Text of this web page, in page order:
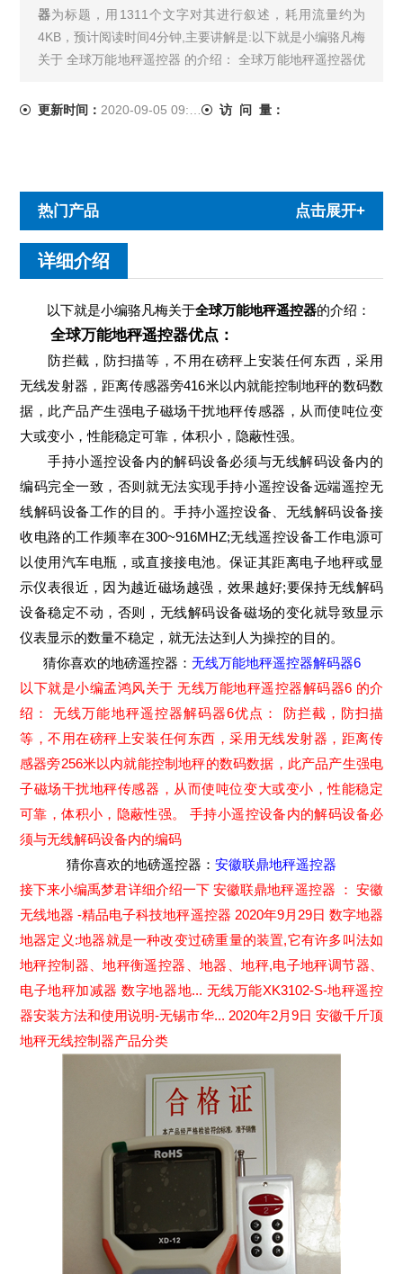
器为标题，用1311个文字对其进行叙述，耗用流量约为
4KB，预计阅读时间4分钟,主要讲解是:以下就是小编骆凡梅
关于 全球万能地秤遥控器 的介绍： 全球万能地秤遥控器优
用无线发射器，距离传感器旁416米以内就能控制......
更新时间： 2020-09-05 09:13:25 访 问 量：
热门产品 点击展开+
详细介绍
以下就是小编骆凡梅关于全球万能地秤遥控器的介绍：
全球万能地秤遥控器优点：
防拦截，防扫描等，不用在磅秤上安装任何东西，采用
无线发射器，距离传感器旁416米以内就能控制地秤的数码数
据，此产品产生强电子磁场干扰地秤传感器，从而使吨位变
大或变小，性能稳定可靠，体积小，隐蔽性强。
手持小遥控设备内的解码设备必须与无线解码设备内的
编码完全一致，否则就无法实现手持小遥控设备远端遥控无
线解码设备工作的目的。手持小遥控设备、无线解码设备接
收电路的工作频率在300~916MHZ;无线遥控设备工作电源可
以使用汽车电瓶，或直接接电池。保证其距离电子地秤或显
示仪表很近，因为越近磁场越强，效果越好;要保持无线解码
设备稳定不动，否则，无线解码设备磁场的变化就导致显示
仪表显示的数量不稳定，就无法达到人为操控的目的。
猜你喜欢的地磅遥控器： 无线万能地秤遥控器解码器6
以下就是小编孟鸿风关于 无线万能地秤遥控器解码器6 的介
绍： 无线万能地秤遥控器解码器6优点： 防拦截，防扫描
等，不用在磅秤上安装任何东西，采用无线发射器，距离传
感器旁256米以内就能控制地秤的数码数据，此产品产生强电
子磁场干扰地秤传感器，从而使吨位变大或变小，性能稳定
可靠，体积小，隐蔽性强。 手持小遥控设备内的解码设备必
须与无线解码设备内的编码
猜你喜欢的地磅遥控器： 安徽联鼎地秤遥控器
接下来小编禹梦君详细介绍一下 安徽联鼎地秤遥控器 ： 安徽
无线地器 -精品电子科技地秤遥控器 2020年9月29日 数字地器
地器定义:地器就是一种改变过磅重量的装置,它有许多叫法如
地秤控制器、地秤衡遥控器、地器、地秤,电子地秤调节器、
电子地秤加减器 数字地器地... 无线万能XK3102-S-地秤遥控
器安装方法和使用说明-无锡市华... 2020年2月9日 安徽千斤顶
地秤无线控制器产品分类